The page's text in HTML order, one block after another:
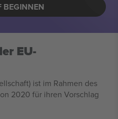
BEGINNEN
EU-
ist im Rahmen des
2020 für ihren Vorschlag